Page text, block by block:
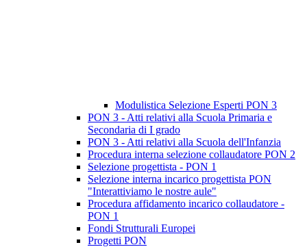
Modulistica Selezione Esperti PON 3
PON 3 - Atti relativi alla Scuola Primaria e
Secondaria di I grado
PON 3 - Atti relativi alla Scuola dell'Infanzia
Procedura interna selezione collaudatore PON 2
Selezione progettista - PON 1
Selezione interna incarico progettista PON
"Interattiviamo le nostre aule"
Procedura affidamento incarico collaudatore -
PON 1
Fondi Strutturali Europei
Progetti PON